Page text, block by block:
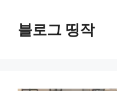
블로그 띵작